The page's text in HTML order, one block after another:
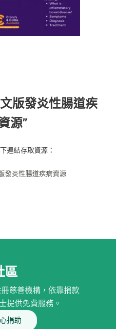
版發炎性腸道疾
源”
連結存取資源：
發炎性腸道疾病資源
區
慈善機構，依靠捐款
提供免費服務。
捐助